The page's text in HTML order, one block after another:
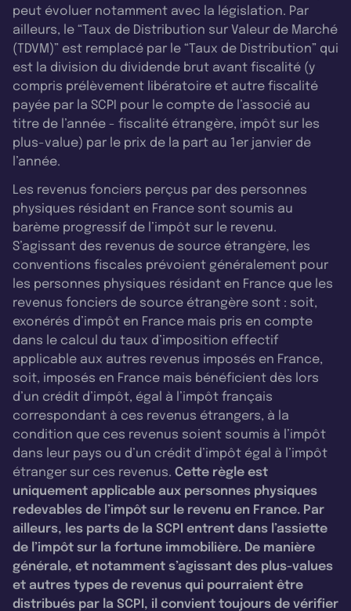
peut évoluer notamment avec la législation. Par
ailleurs, le “Taux de Distribution sur Valeur de Marché
(TDVM)” est remplacé par le “Taux de Distribution” qui
est la division du dividende brut avant fiscalité (y
compris prélèvement libératoire et autre fiscalité
payée par la SCPI pour le compte de l’associé au
titre de l’année - fiscalité étrangère, impôt sur les
plus-value) par le prix de la part au 1er janvier de
l’année.
Les revenus fonciers perçus par des personnes
physiques résidant en France sont soumis au
barème progressif de l’impôt sur le revenu.
S’agissant des revenus de source étrangère, les
conventions fiscales prévoient généralement pour
les personnes physiques résidant en France que les
revenus fonciers de source étrangère sont : soit,
exonérés d’impôt en France mais pris en compte
dans le calcul du taux d’imposition effectif
applicable aux autres revenus imposés en France,
soit, imposés en France mais bénéficient dès lors
d’un crédit d’impôt, égal à l’impôt français
correspondant à ces revenus étrangers, à la
condition que ces revenus soient soumis à l’impôt
dans leur pays ou d’un crédit d’impôt égal à l’impôt
étranger sur ces revenus. Cette règle est
uniquement applicable aux personnes physiques
redevables de l’impôt sur le revenu en France. Par
ailleurs, les parts de la SCPI entrent dans l’assiette
de l’impôt sur la fortune immobilière. De manière
générale, et notamment s’agissant des plus-values
et autres types de revenus qui pourraient être
distribués par la SCPI, il convient toujours de vérifier